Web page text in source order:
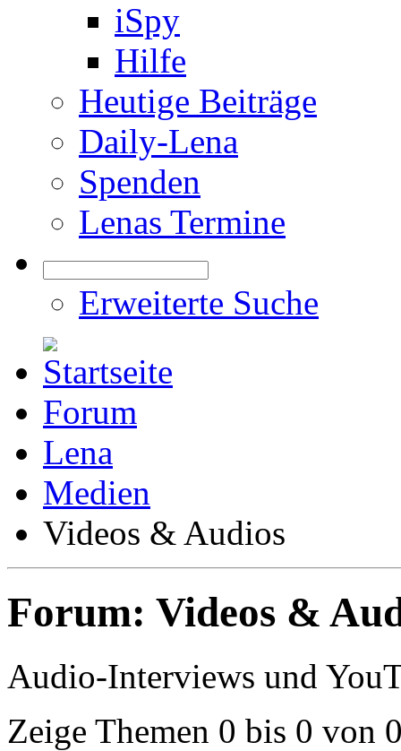
iSpy
Hilfe
Heutige Beiträge
Daily-Lena
Spenden
Lenas Termine
Erweiterte Suche
Forum
Lena
Medien
Videos & Audios
Forum: Videos &
Audio-Interviews und
Zeige Themen 0 bis 0 von